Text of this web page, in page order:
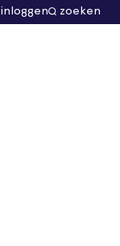
inloggen zoeken